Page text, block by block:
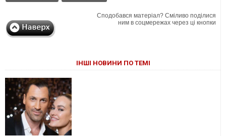
Сподобався матеріал? Сміливо поділися
ним в соцмережах через ці кнопки
ІНШІ НОВИНИ ПО ТЕМІ